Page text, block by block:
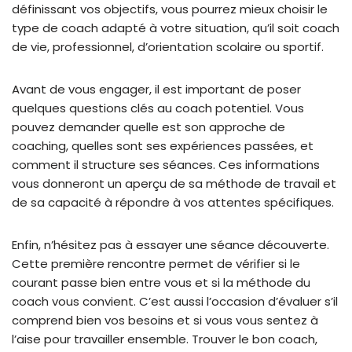
définissant vos objectifs, vous pourrez mieux choisir le
type de coach adapté à votre situation, qu’il soit coach
de vie, professionnel, d’orientation scolaire ou sportif.
Avant de vous engager, il est important de poser
quelques questions clés au coach potentiel. Vous
pouvez demander quelle est son approche de
coaching, quelles sont ses expériences passées, et
comment il structure ses séances. Ces informations
vous donneront un aperçu de sa méthode de travail et
de sa capacité à répondre à vos attentes spécifiques.
Enfin, n’hésitez pas à essayer une séance découverte.
Cette première rencontre permet de vérifier si le
courant passe bien entre vous et si la méthode du
coach vous convient. C’est aussi l’occasion d’évaluer s’il
comprend bien vos besoins et si vous vous sentez à
l’aise pour travailler ensemble. Trouver le bon coach,